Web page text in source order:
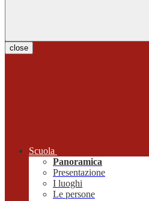
close
Scuola
Panoramica
Presentazione
I luoghi
Le persone